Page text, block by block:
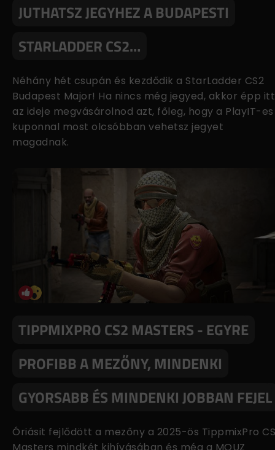
JUTHATSZ JEGYHEZ A BUDAPESTI
STARLADDER CS2…
Néhány hét csupán és kezdődik a StarLadder CS2
Budapest Major! Ha nincs még jegyed, akkor épp itt
az ideje megvásárolnod azt, főleg, hogy a PlayIT-es
kuponnal most olcsóbban vehetsz jegyet
magadnak.
TIPPMIXPRO CS2 MASTERS - EGYRE
PROFIBB A MEZŐNY, MINDENKI
GYORSABB ÉS MINDENKI JOBBAN FEJEL
Óriásit fejlődött a mezőny a 2025-ös TippmixPro
Masters mindkét kihívásában és még a MOUZ